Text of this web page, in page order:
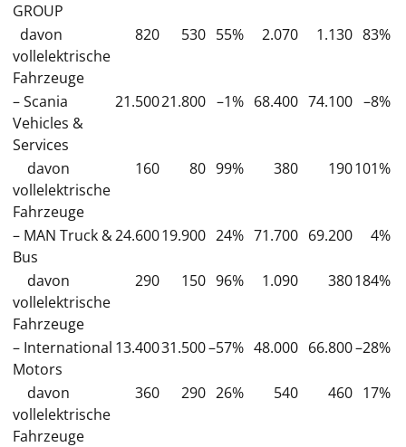
GROUP
davon
vollelektrische
Fahrzeuge
820 530 55% 2.070 1.130 83%
– Scania
Vehicles &
Services
21.50021.800 –1% 68.400 74.100 –8%
davon
vollelektrische
Fahrzeuge
160 80 99% 380 190101%
– MAN Truck &
Bus
24.60019.900 24% 71.700 69.200 4%
davon
vollelektrische
Fahrzeuge
290 150 96% 1.090 380184%
– International
Motors
13.40031.500–57% 48.000 66.800–28%
davon
vollelektrische
Fahrzeuge
360 290 26% 540 460 17%